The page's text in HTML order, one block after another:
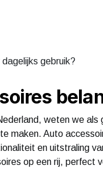
weten we als
maken. Auto
en uitstraling
op een rij, perfect